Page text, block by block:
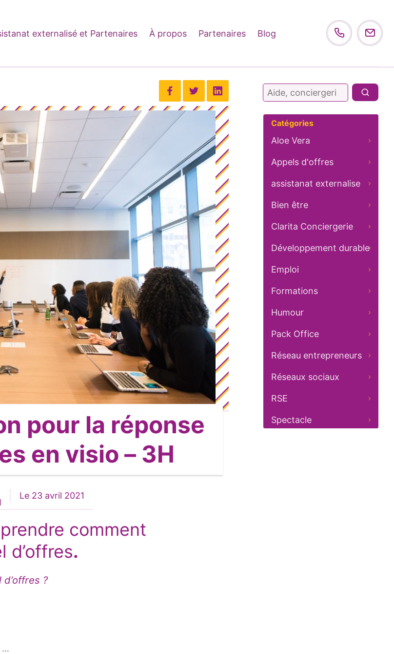
externalisé et Partenaires À propos Partenaires Blog
pour la réponse
en visio – 3H
Le 23 avril 2021
comment
d’offres.
?
…
Rechercher :
Catégories
Aloe Vera
Appels d'offres
assistanat externalise
Bien être
Clarita Conciergerie
Développement durable
Emploi
Formations
Humour
Pack Office
Réseau entrepreneurs
Réseaux sociaux
RSE
Spectacle